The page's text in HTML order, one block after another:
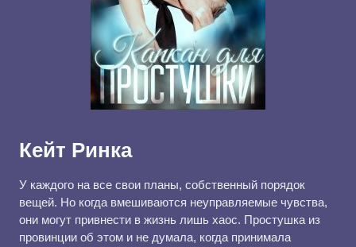
Кейт Ринка
У каждого на все свои планы, собственный порядок
вещей. Но когда вмешиваются неуправляемые чувства,
они могут привнести в жизнь лишь хаос. Простушка из
провинции об этом и не думала, когда принимала